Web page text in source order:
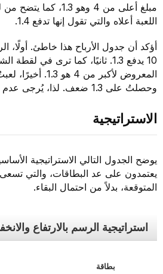
مبلغ أعلى من 4 وهو
اللعبة أعلاه والتي تقول إنها تدفع 1.4.
أؤكد أن جدول الأرباح هذا خاطئ. أولًا،
10 يدفع 1.3. ثانيًا، كما ترى في
المعروض لأكبر من 4
وحصلتُ على 1.3 ضعف. لذا، يُرجى عدم مراسلتي بهذا الشأن.
الاستراتيجية
يوضح الجدول التالي الاستراتيجية
يعتمدون على عد البطاقات، والتي تسعى
المتوقعة، بدلاً من احتمال البقاء.
استراتيجية الرسم بالارتفاع
بطاقة